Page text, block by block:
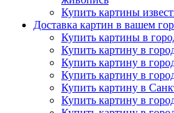
Купить картины
Доставка картин в вашем
Купить картины в
Купить картину в
Купить картину в
Купить картину в
Купить картину в
Купить картину в